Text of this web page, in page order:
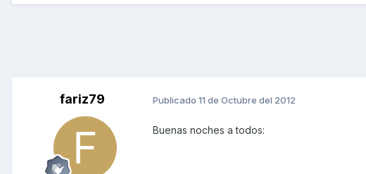
fariz79 Publicado 11 de Octubre del 2012
Buenas noches a todos: